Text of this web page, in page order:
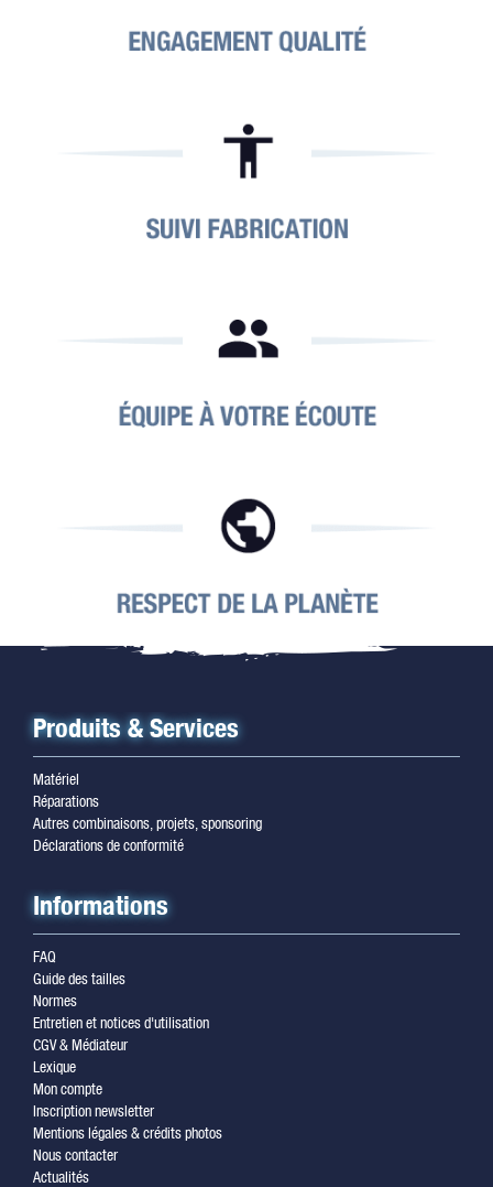
Produits & Services
Matériel
Réparations
Autres combinaisons, projets, sponsoring
Déclarations de conformité
Informations
FAQ
Guide des tailles
Normes
Entretien et notices d'utilisation
CGV & Médiateur
Lexique
Mon compte
Inscription newsletter
Mentions légales & crédits photos
Nous contacter
Actualités